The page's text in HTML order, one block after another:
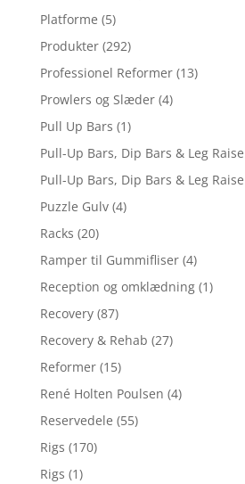
Platforme (5)
Produkter (292)
Professionel Reformer (13)
Prowlers og Slæder (4)
Pull Up Bars (1)
Pull-Up Bars, Dip Bars & Leg Raise
Pull-Up Bars, Dip Bars & Leg Raise
Puzzle Gulv (4)
Racks (20)
Ramper til Gummifliser (4)
Reception og omklædning (1)
Recovery (87)
Recovery & Rehab (27)
Reformer (15)
René Holten Poulsen (4)
Reservedele (55)
Rigs (170)
Rigs (1)